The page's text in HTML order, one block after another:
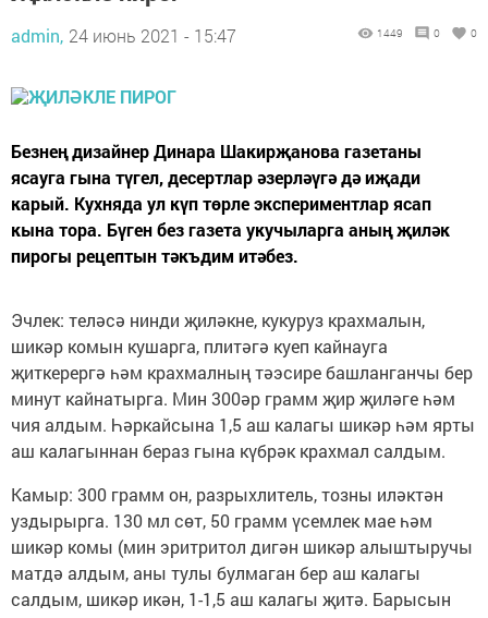
admin, 24 июнь 2021 - 15:47 1449 0 0
Безнең дизайнер Динара Шакирҗанова газетаны
ясауга гына түгел, десертлар әзерләүгә дә иҗади
карый. Кухняда ул күп төрле экспериментлар ясап
кына тора. Бүген без газета укучыларга аның җиләк
пирогы рецептын тәкъдим итәбез.
Эчлек: теләсә нинди җиләкне, кукуруз крахмалын,
шикәр комын кушарга, плитәгә куеп кайнауга
җиткерергә һәм крахмалның тәэсире башланганчы бер
минут кайнатырга. Мин 300әр грамм җир җиләге һәм
чия алдым. Һәркайсына 1,5 аш калагы шикәр һәм ярты
аш калагыннан бераз гына күбрәк крахмал салдым.
Камыр: 300 грамм он, разрыхлитель, тозны иләктән
уздырырга. 130 мл сөт, 50 грамм үсемлек мае һәм
шикәр комы (мин эритритол дигән шикәр алыштыручы
матдә алдым, аны тулы булмаган бер аш калагы
салдым, шикәр икән, 1-1,5 аш калагы җитә. Барысын